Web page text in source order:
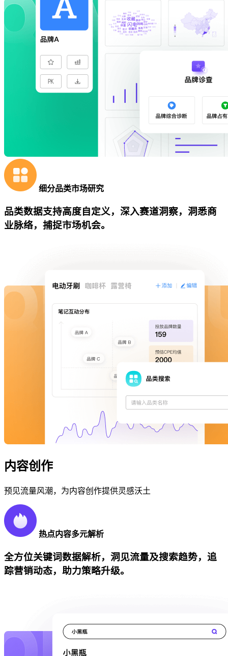
细分品类市场研究
品类数据支持高度自定义，深入赛道洞察，洞悉商
业脉络，捕捉市场机会。
内容创作
预见流量风潮，为内容创作提供灵感沃土
热点内容多元解析
全方位关键词数据解析，洞见流量及搜索趋势，追
踪营销动态，助力策略升级。